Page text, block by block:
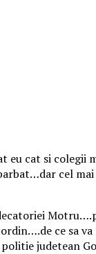
cat si colegii
cel mai
ce sa
judetean